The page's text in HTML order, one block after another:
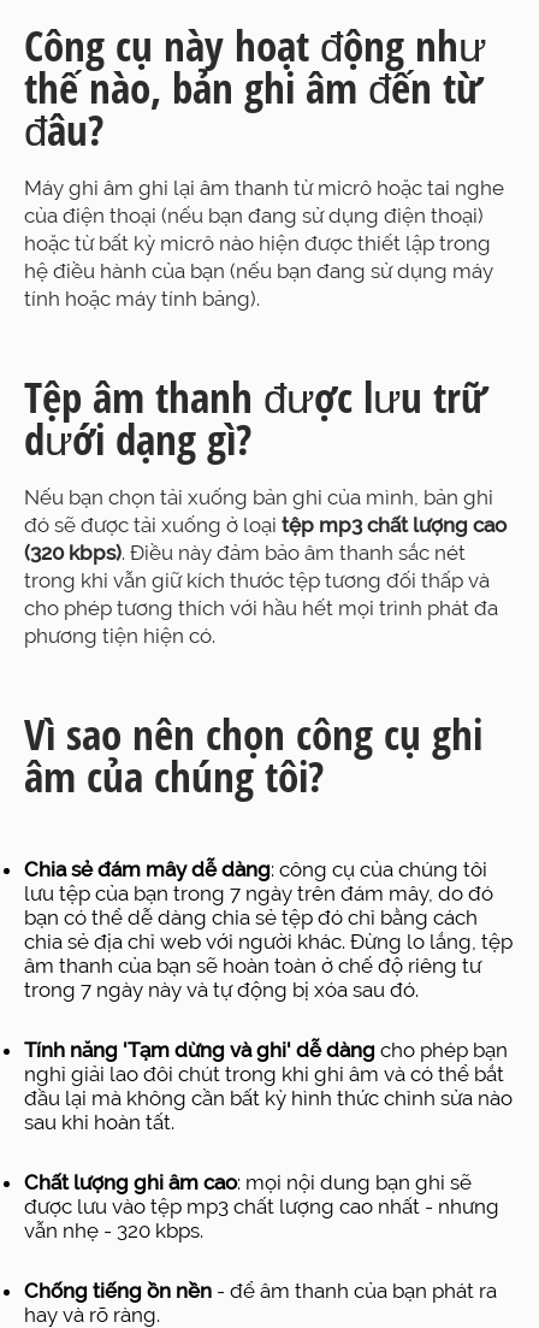
Công cụ này hoạt động như
thế nào, bản ghi âm đến từ
đâu?
Máy ghi âm ghi lại âm thanh từ micrô hoặc tai nghe
của điện thoại (nếu bạn đang sử dụng điện thoại)
hoặc từ bất kỳ micrô nào hiện được thiết lập trong
hệ điều hành của bạn (nếu bạn đang sử dụng máy
tính hoặc máy tính bảng).
Tệp âm thanh được lưu trữ
dưới dạng gì?
Nếu bạn chọn tải xuống bản ghi của mình, bản ghi
đó sẽ được tải xuống ở loại tệp mp3 chất lượng cao
(320 kbps). Điều này đảm bảo âm thanh sắc nét
trong khi vẫn giữ kích thước tệp tương đối thấp và
cho phép tương thích với hầu hết mọi trình phát đa
phương tiện hiện có.
Vì sao nên chọn công cụ ghi
âm của chúng tôi?
Chia sẻ đám mây dễ dàng: công cụ của chúng tôi
lưu tệp của bạn trong 7 ngày trên đám mây, do đó
bạn có thể dễ dàng chia sẻ tệp đó chỉ bằng cách
chia sẻ địa chỉ web với người khác. Đừng lo lắng, tệp
âm thanh của bạn sẽ hoàn toàn ở chế độ riêng tư
trong 7 ngày này và tự động bị xóa sau đó.
Tính năng 'Tạm dừng và ghi' dễ dàng cho phép bạn
nghỉ giải lao đôi chút trong khi ghi âm và có thể bắt
đầu lại mà không cần bất kỳ hình thức chỉnh sửa nào
sau khi hoàn tất.
Chất lượng ghi âm cao: mọi nội dung bạn ghi sẽ
được lưu vào tệp mp3 chất lượng cao nhất - nhưng
vẫn nhẹ - 320 kbps.
Chống tiếng ồn nền - để âm thanh của bạn phát ra
hay và rõ ràng.